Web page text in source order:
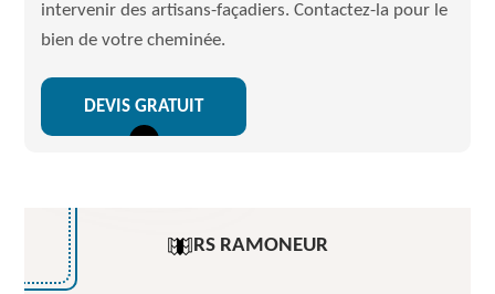
intervenir des artisans-façadiers. Contactez-la pour le
bien de votre cheminée.
DEVIS GRATUIT
RS RAMONEUR